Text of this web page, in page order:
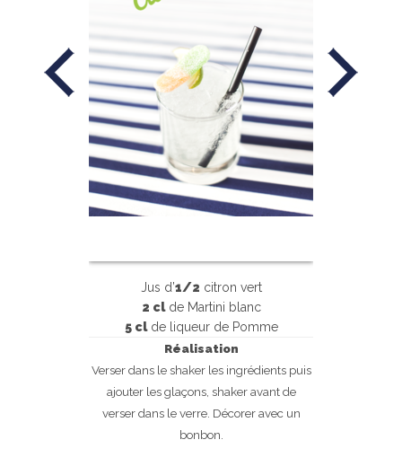
Jus d’1/2 citron vert
2 clde Martini blanc
5 clde liqueur de Pomme
Réalisation
Verser dans le shaker les ingrédients puis
ajouter les glaçons, shaker avant de
verser dans le verre. Décorer avec un
bonbon.